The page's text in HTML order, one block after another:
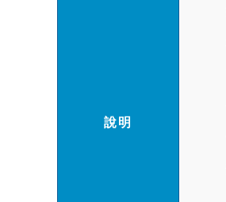
說明